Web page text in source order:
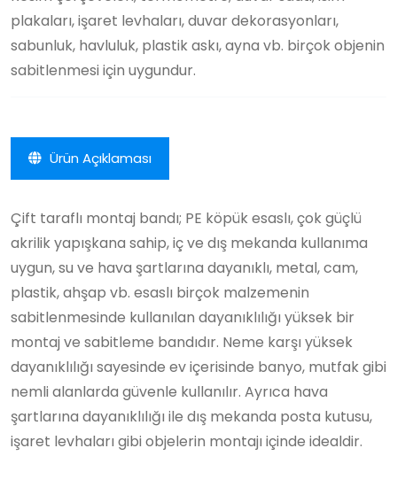
plakaları, işaret levhaları, duvar dekorasyonları,
sabunluk, havluluk, plastik askı, ayna vb. birçok objenin
sabitlenmesi için uygundur.
Ürün Açıklaması
Çift taraflı montaj bandı; PE köpük esaslı, çok güçlü
akrilik yapışkana sahip, iç ve dış mekanda kullanıma
uygun, su ve hava şartlarına dayanıklı, metal, cam,
plastik, ahşap vb. esaslı birçok malzemenin
sabitlenmesinde kullanılan dayanıklılığı yüksek bir
montaj ve sabitleme bandıdır. Neme karşı yüksek
dayanıklılığı sayesinde ev içerisinde banyo, mutfak gibi
nemli alanlarda güvenle kullanılır. Ayrıca hava
şartlarına dayanıklılığı ile dış mekanda posta kutusu,
işaret levhaları gibi objelerin montajı içinde idealdir.